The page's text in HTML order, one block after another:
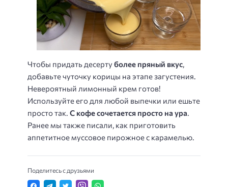
Чтобы придать десертуболее пряный вкус,
добавьте чуточку корицы на этапе загустения.
Невероятный лимонный крем готов!
Используйте его для любой выпечки или ешьте
просто так. С кофе сочетается просто на ура.
Ранее мы также писали, как приготовить
аппетитное муссовое пирожное с карамелью.
Поделитесь с друзьями